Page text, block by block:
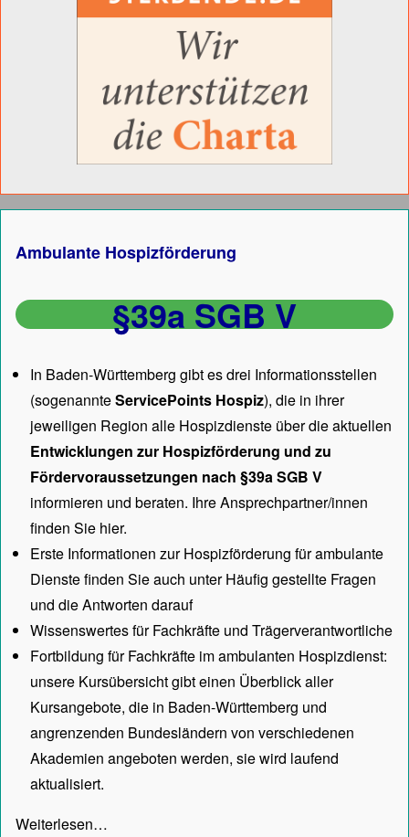
Ambulante Hospizförderung
§39a SGB V
In Baden-Württemberg gibt es drei Informationsstellen
(sogenannteServicePoints Hospiz), die in ihrer
jeweiligen Region alle Hospizdienste über die aktuellen
Entwicklungen zur Hospizförderung und zu
Fördervoraussetzungen nach §39a SGB V
informieren und beraten. Ihre Ansprechpartner/innen
finden Sie hier.
Erste Informationen zur Hospizförderung für ambulante
Dienste finden Sie auch unterHäufig gestellte Fragen
und die Antworten darauf
Wissenswertes für Fachkräfte und Trägerverantwortliche
Fortbildung für Fachkräfte im ambulanten Hospizdienst:
unsere Kursübersichtgibt einen Überblick aller
Kursangebote, die in Baden-Württemberg und
angrenzenden Bundesländern von verschiedenen
Akademien angeboten werden, sie wird laufend
aktualisiert.
Weiterlesen…